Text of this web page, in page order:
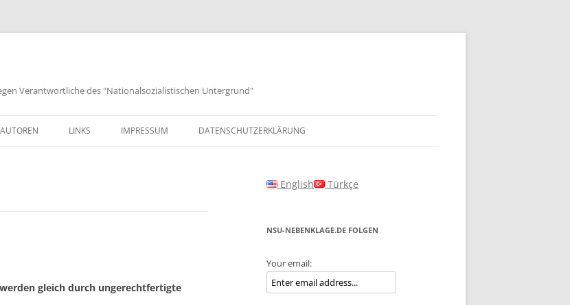
Verantwortliche des "Nationalsozialistischen Untergrund"
LINKS IMPRESSUM DATENSCHUTZERKLÄRUNG
gleich durch ungerechtfertigte
English Türkçe
NSU-NEBENKLAGE.DE FOLGEN
Your email: